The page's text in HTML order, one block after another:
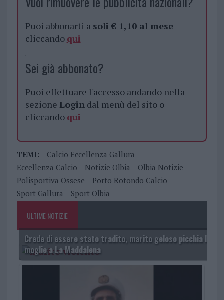
Puoi abbonarti a soli € 1,10 al mese
cliccando qui
Sei già abbonato?
Puoi effettuare l'accesso andando nella
sezione Logindal menù del sito o
cliccando qui
TEMI:
Calcio Eccellenza Gallura
Eccellenza Calcio
Notizie Olbia
Olbia Notizie
Polisportiva Ossese
Porto Rotondo Calcio
Sport Gallura
Sport Olbia
ULTIME NOTIZIE
Crede di essere stato tradito, marito geloso picchia la
moglie a La Maddalena